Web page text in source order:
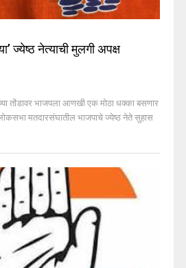
ज्येष्ठ नेत्याची मुलगी अपक्ष
तोंडावर भाजपला आणखी एक मोठा धक्का बसणार
मतदारसंघातील भाजपाचे ज्येष्ठ नेते सुहास